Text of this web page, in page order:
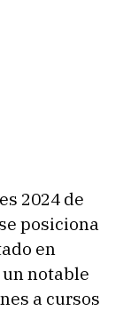
2024 de
posiciona
en
notable
a cursos